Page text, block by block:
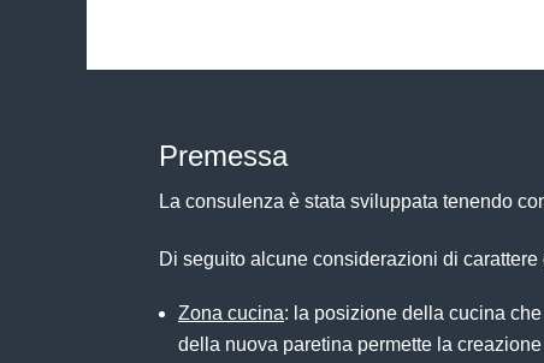
Premessa
La consulenza è stata sviluppata tenendo
Di seguito alcune considerazioni di carattere
Zona cucina: la posizione della cucina
della nuova paretina permette la